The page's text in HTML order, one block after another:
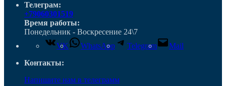
Телеграм:
+79060301519
Время работы:
Понедельник - Воскресение 24\7
VK
WhatsApp Telegram
Mail
Контакты:
Напишите нам в телеграмм